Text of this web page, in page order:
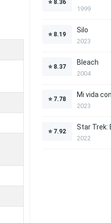
⭐ 8.36
1999
⭐ 8.19
Silo
2023
⭐ 8.37
Bleach
2004
⭐ 7.78
2023
⭐ 7.92
2022